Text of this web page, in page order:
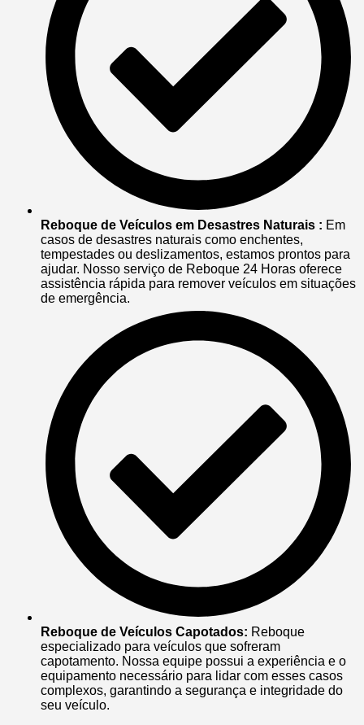
Reboque de Veículos em Desastres Naturais : Em
casos de desastres naturais como enchentes,
tempestades ou deslizamentos, estamos prontos para
ajudar. Nosso serviço de Reboque 24 Horas oferece
assistência rápida para remover veículos em situações
de emergência.
Reboque de Veículos Capotados: Reboque
especializado para veículos que sofreram
capotamento. Nossa equipe possui a experiência e o
equipamento necessário para lidar com esses casos
complexos, garantindo a segurança e integridade do
seu veículo.